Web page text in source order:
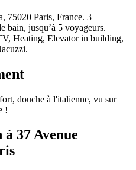
75020 Paris, France. 3
bain, jusqu’à 5 voyageurs.
Heating, Elevator in building,
douche à l'italienne, vu sur
!
à 37 Avenue